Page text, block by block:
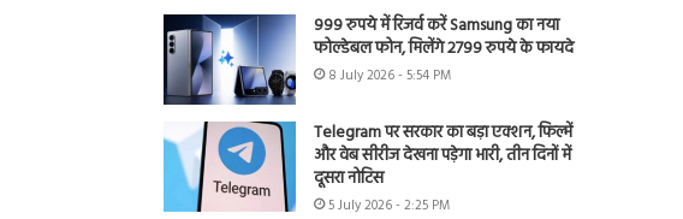
999 रुपये में रिजर्व करें Samsung का नया
फोल्डेबल फोन, मिलेंगे 2799 रुपये के फायदे
8 July 2026 - 5:54 PM
Telegram पर सरकार का बड़ा एक्शन, फिल्में
और वेब सीरीज देखना पड़ेगा भारी, तीन दिनों में
दूसरा नोटिस
5 July 2026 - 2:25 PM